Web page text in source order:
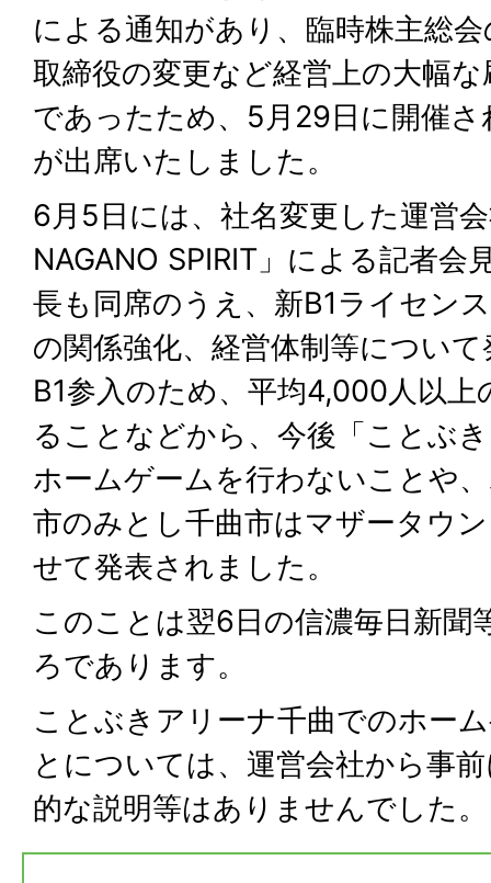
による通知があり、臨時株主総
取締役の変更など経営上の大幅
であったため、5月29日に開催
が出席いたしました。
6月5日には、社名変更した運営
NAGANO SPIRIT」による記者会
長も同席のうえ、新B1ライセン
の関係強化、経営体制等につい
B1参入のため、平均4,000人以
ることなどから、今後「ことぶ
ホームゲームを行わないことや
市のみとし千曲市はマザータウ
せて発表されました。
このことは翌6日の信濃毎日新聞
ろであります。
ことぶきアリーナ千曲でのホー
とについては、運営会社から事
的な説明等はありませんでした。